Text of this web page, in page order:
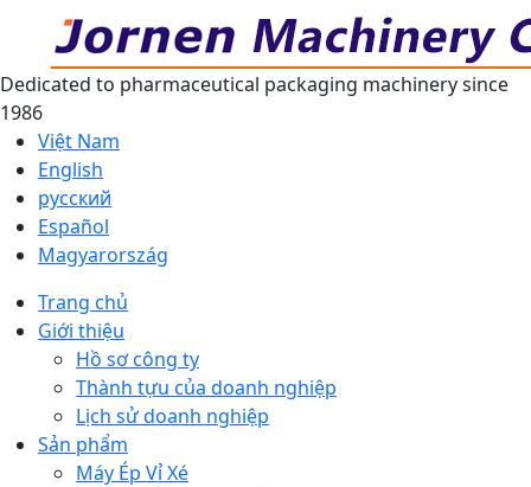
Dedicated to pharmaceutical packaging machinery since
1986
Việt Nam
English
русский
Español
Magyarország
Trang chủ
Giới thiệu
Hồ sơ công ty
Thành tựu của doanh nghiệp
Lịch sử doanh nghiệp
Sản phẩm
Máy Ép Vỉ Xé